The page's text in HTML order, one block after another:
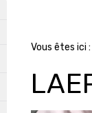
Vous êtes ici :